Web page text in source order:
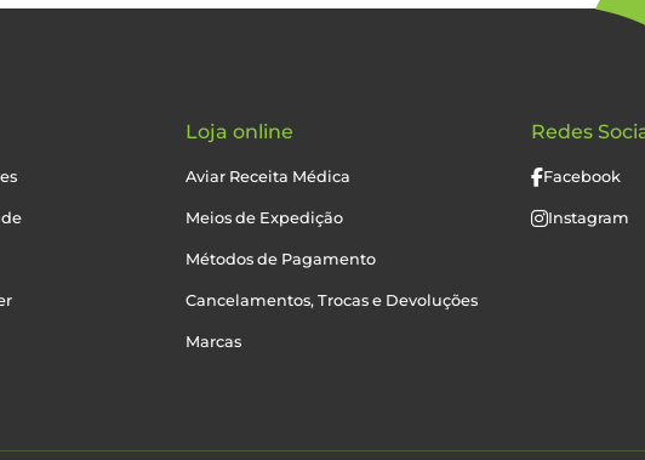
Loja online
Aviar Receita Médica
Meios de Expedição
Métodos de Pagamento
Cancelamentos, Trocas e Devoluções
Marcas
Redes
Facebook
Instagram